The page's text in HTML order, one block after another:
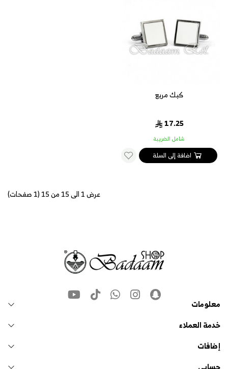
كبك مربع
17.25
شامل الضريبة
اضافة إلى السلة
عرض 1 الى 15 من 15 (1 صفحات)
معلومات
خدمة العملاء
إضافات